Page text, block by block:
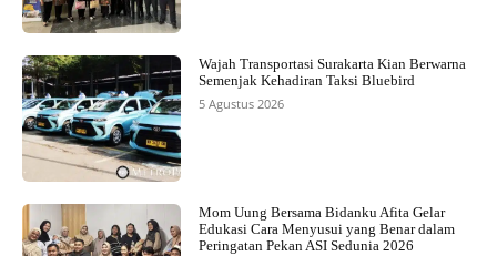
Wajah Transportasi Surakarta Kian Berwarna
Semenjak Kehadiran Taksi Bluebird
5 Agustus 2026
Mom Uung Bersama Bidanku Afita Gelar
Edukasi Cara Menyusui yang Benar dalam
Peringatan Pekan ASI Sedunia 2026